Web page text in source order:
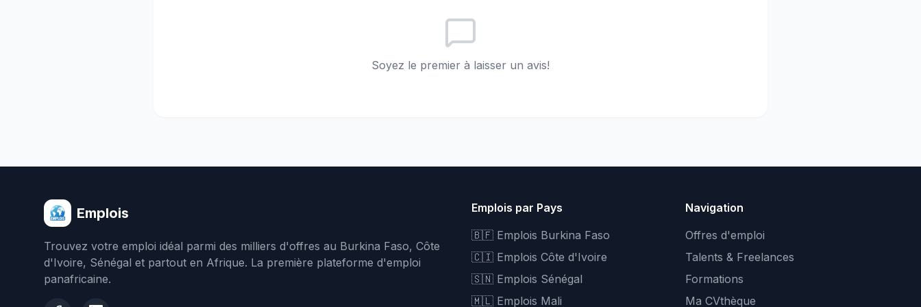
Soyez le premier à laisser un avis!
Emplois
Trouvez votre emploi idéal parmi des milliers d'offres au Burkina Faso, Côte
d'Ivoire, Sénégal et partout en Afrique. La première plateforme d'emploi
panafricaine.
Emplois par Pays
🇧🇫 Emplois Burkina Faso
🇨🇮 Emplois Côte d'Ivoire
🇸🇳 Emplois Sénégal
🇲🇱 Emplois Mali
Navigation
Offres d'emploi
Talents & Freelances
Formations
Ma CVthèque